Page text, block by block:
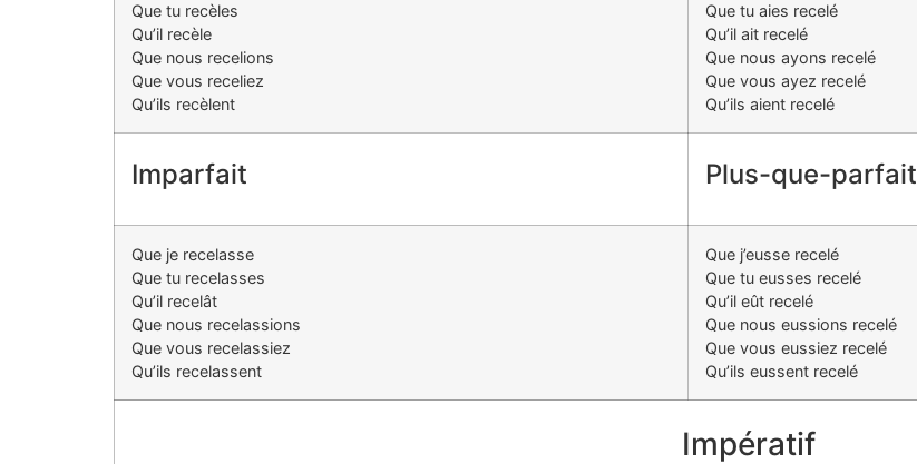
Que tu recèles
Qu’il recèle
Que nous recelions
Que vous receliez
Qu’ils recèlent
Que tu aies recelé
Qu’il ait recelé
Que nous ayons recelé
Que vous ayez recelé
Qu’ils aient recelé
Imparfait Plus-que-parfait
Que je recelasse
Que tu recelasses
Qu’il recelât
Que nous recelassions
Que vous recelassiez
Qu’ils recelassent
Que j’eusse recelé
Que tu eusses recelé
Qu’il eût recelé
Que nous eussions recelé
Que vous eussiez recelé
Qu’ils eussent recelé
Impératif